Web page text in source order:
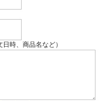
時、商品名など）